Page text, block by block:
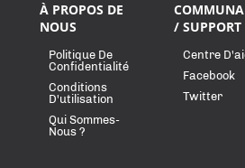
À PROPOS DE
NOUS
Politique De
Confidentialité
Conditions
D'utilisation
Qui Sommes-
Nous ?
/ SUPPORT
Centre
Facebook
Twitter